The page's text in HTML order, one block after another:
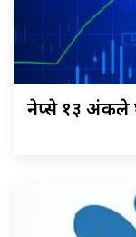
नेप्से १३ अंकले